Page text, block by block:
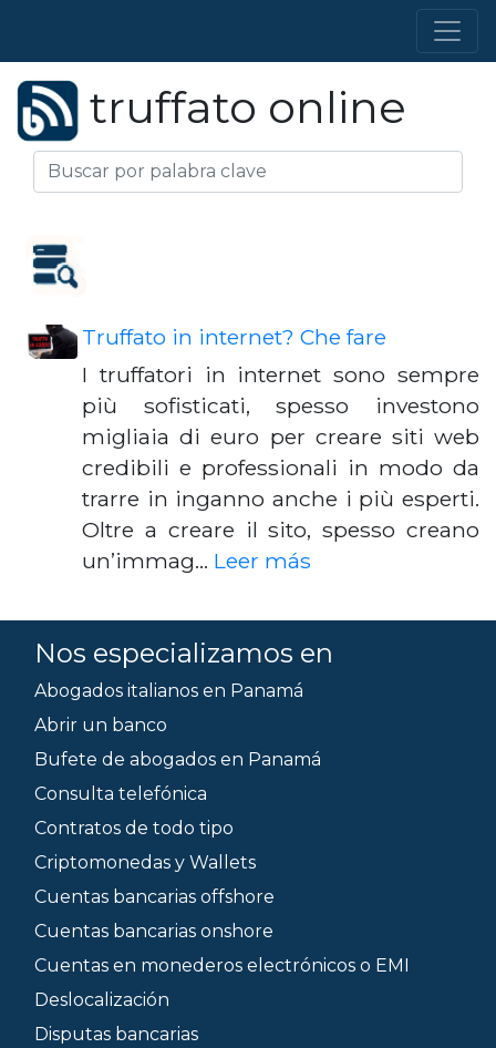
truffato online
Truffato in internet? Che fare
I truffatori in internet sono sempre
più sofisticati, spesso investono
migliaia di euro per creare siti web
credibili e professionali in modo da
trarre in inganno anche i più esperti.
Oltre a creare il sito, spesso creano
un’immag… Leer más
Nos especializamos en
Abogados italianos en Panamá
Abrir un banco
Bufete de abogados en Panamá
Consulta telefónica
Contratos de todo tipo
Criptomonedas y Wallets
Cuentas bancarias offshore
Cuentas bancarias onshore
Cuentas en monederos electrónicos o EMI
Deslocalización
Disputas bancarias